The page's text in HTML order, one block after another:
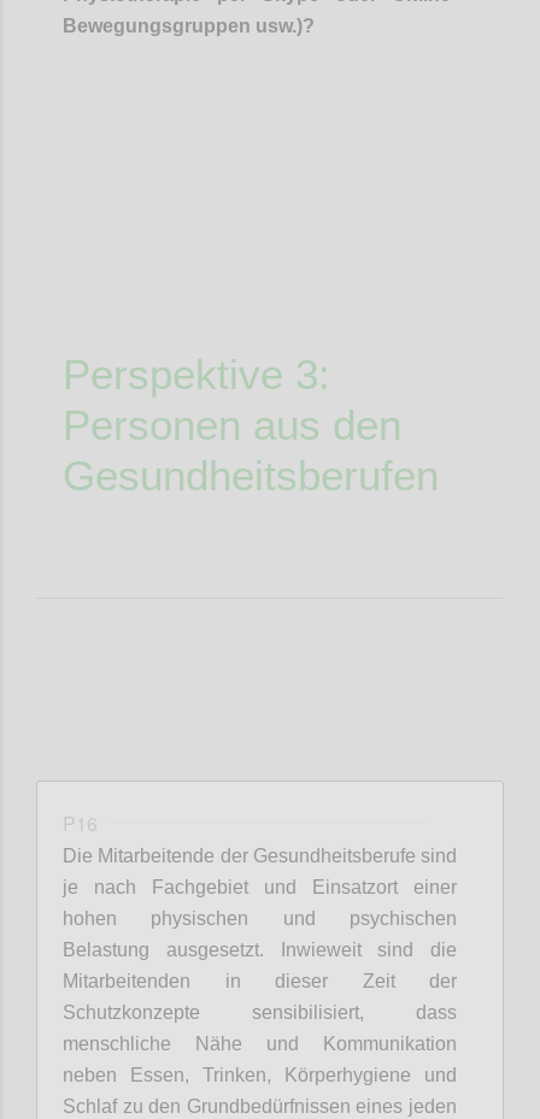
Bewegungsgruppen usw.)?
Perspektive 3:
Personen aus den
Gesundheitsberufen
P16
Die Mitarbeitende der Gesundheitsberufe sind
je nach Fachgebiet und Einsatzort einer
hohen physischen und psychischen
Belastung ausgesetzt.
Inwieweit sind die
Mitarbeitenden in dieser Zeit
der
Schutzkonzepte sensibilisiert, dass
menschliche
Nähe
und Kommunikation
neben Essen, Trinken, Körperhygiene und
Schlaf zu den Grundbedürfnissen eines jeden